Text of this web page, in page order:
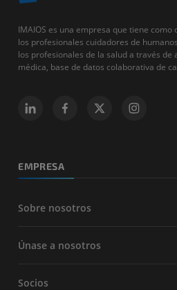
IMAIOS es una empresa que tiene
los profesionales cuidadores de
los profesionales de la salud a través
médica, base de datos colaborativa de
EMPRESA
Sobre nosotros
Únase a nosotros
Socios